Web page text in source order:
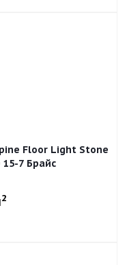
Floor Light Stone
15-7 Брайс
2